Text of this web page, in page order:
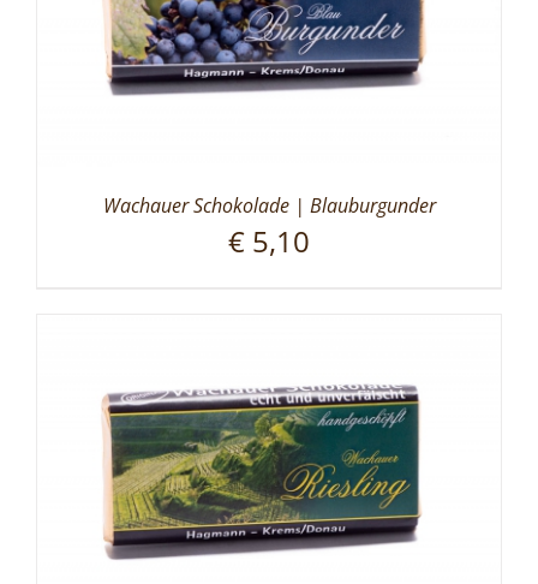
Wachauer Schokolade | Blauburgunder
€ 5,10